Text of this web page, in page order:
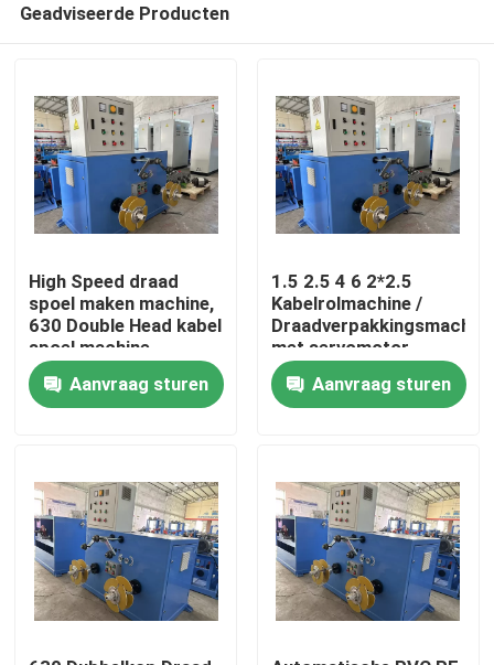
Thuis
Producten
Video's
Over ons
Geadviseerde Producten
High Speed draad
spoel maken machine,
630 Double Head kabel
spoel machine
Aanvraag sturen
1.5 2.5 4 6 2*2.5
Kabelrolmachine /
Draadverpakkingsmachine
met servomotor
Aanvraag sturen